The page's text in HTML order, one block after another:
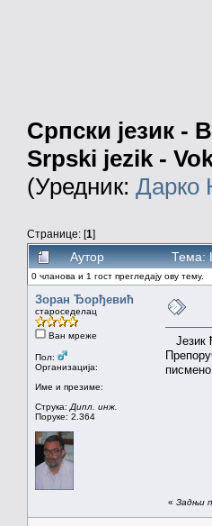
Српски језик -
Srpski jezik -
(Уредник: Дарко
Странице: [1]
Аутор Тема:
0 чланова и 1 гост прегледају ову тему.
Зоран Ђорђевић
староседелац
Ван мреже
Пол:
Организација:
Име и презиме:
Струка: Дипл. инж.
Поруке: 2.364
Језик
писмено.
« Задњи